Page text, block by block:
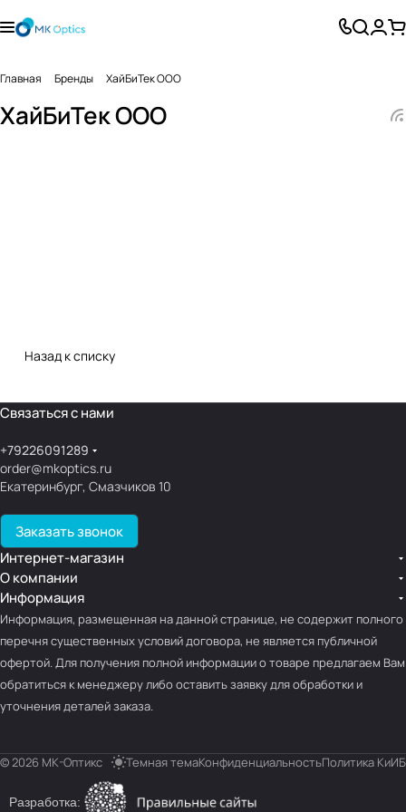
Главная Бренды ХайБиТек ООО
ХайБиТек ООО
Назад к списку
Связаться с нами
+79226091289
order@mkoptics.ru
Екатеринбург, Смазчиков 10
Заказать звонок
Интернет-магазин
О компании
Информация
Информация, размещенная на данной странице, не содержит полного
перечня существенных условий договора, не является публичной
офертой. Для получения полной информации о товаре предлагаем Вам
обратиться к менеджеру либо оставить заявку для обработки и
уточнения деталей заказа.
© 2026 МК-Оптикс Темная темаКонфиденциальностьПолитика КиИБ
Разработка: